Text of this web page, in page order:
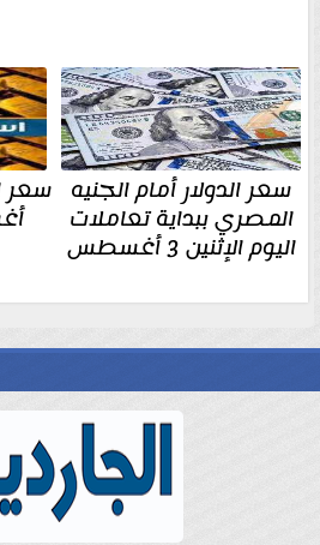
سعر الدولار أمام الجنيه
المصري ببداية تعاملات
اليوم الإثنين 3 أغسطس